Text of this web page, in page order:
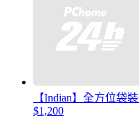
【Indian】全方位袋
$1,200